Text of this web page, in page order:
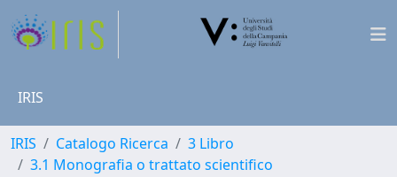
IRIS
IRIS Catalogo Ricerca
3 Libro
3.1 Monografia o trattato scientifico